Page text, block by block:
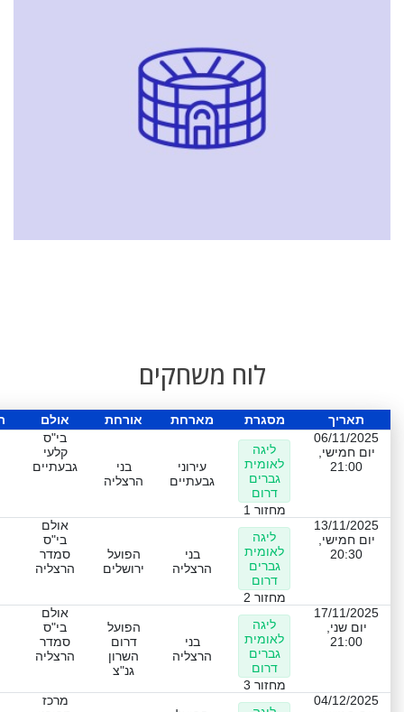
לוח משחקים
תאריך מסגרת מארחת אורחת אולם
06/11/2025
יום חמישי,
21:00
ליגה
לאומית
גברים
דרום
מחזור 1
עירוני
גבעתיים
בני
הרצליה
בי"ס
קלעי
גבעתיים
13/11/2025
יום חמישי,
20:30
ליגה
לאומית
גברים
דרום
מחזור 2
בני
הרצליה
הפועל
ירושלים
אולם
בי"ס
סמדר
הרצליה
17/11/2025
יום שני,
21:00
ליגה
לאומית
גברים
דרום
מחזור 3
בני
הרצליה
הפועל
דרום
השרון
גנ"צ
אולם
בי"ס
סמדר
הרצליה
04/12/2025
מרכז